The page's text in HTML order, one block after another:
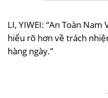
LI, YIWEI: “An Toàn
hiểu rõ hơn về trách
hàng ngày.”